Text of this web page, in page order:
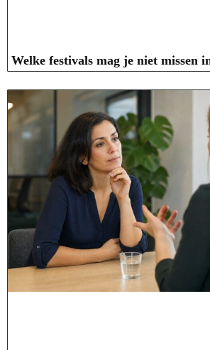
Welke festivals mag je niet missen